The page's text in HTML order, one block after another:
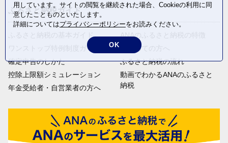
ふるさと納税ガイド
ふるさと納税の基本ガイド
ワンストップ特例制度ガイド
確定申告のしかた
控除上限額シミュレーション
年金受給者・自営業者の方へ
ANAのふるさと納税の特徴
はじめての方へ
ふるさと納税の流れ
動画でわかるANAのふるさと
納税
用しています。サイトの閲覧を継続された場合、Cookieの利用に同
意したことものといたします。
詳細についてはプライバシーポリシーをお読みください。
OK